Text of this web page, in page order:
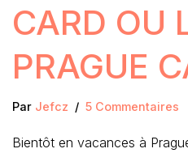
CARD OU
PRAGUE
Par Jefcz 5 Commentaires
Bientôt en vacances à